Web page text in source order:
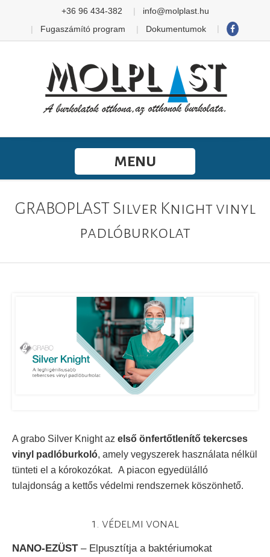
+36 96 434-382
info@molplast.hu
Fugaszámító program
Dokumentumok
MENU
GRABOPLAST Silver Knight vinyl
padlóburkolat
A grabo Silver Knight az első önfertőtlenítő tekercses
vinyl padlóburkoló, amely vegyszerek használata nélkül
tünteti el a kórokozókat. A piacon egyedülálló
tulajdonság a kettős védelmi rendszernek köszönhető.
1. védelmi vonal
NANO-EZÜST– Elpusztítja a baktériumokat